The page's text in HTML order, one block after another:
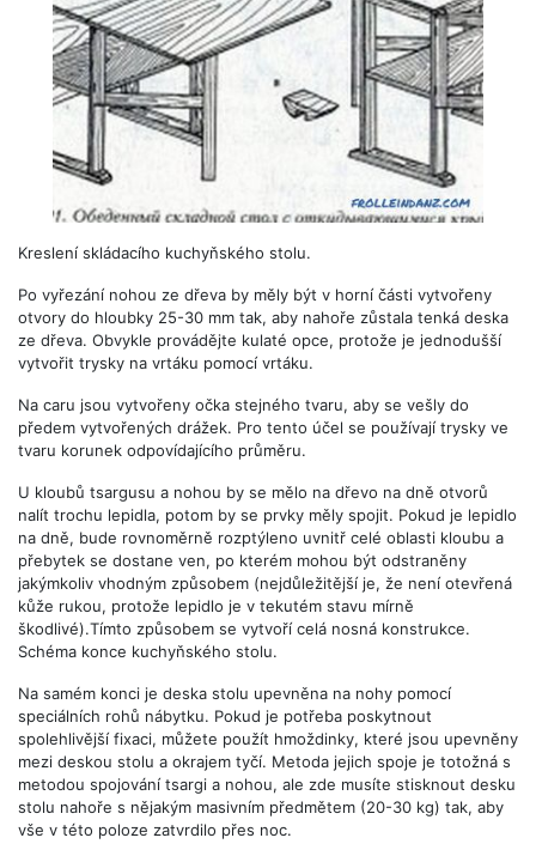
Kreslení skládacího kuchyňského stolu.
Po vyřezání nohou ze dřeva by měly být v horní části vytvořeny
otvory do hloubky 25-30 mm tak, aby nahoře zůstala tenká deska
ze dřeva. Obvykle provádějte kulaté opce, protože je jednodušší
vytvořit trysky na vrtáku pomocí vrtáku.
Na caru jsou vytvořeny očka stejného tvaru, aby se vešly do
předem vytvořených drážek. Pro tento účel se používají trysky ve
tvaru korunek odpovídajícího průměru.
U kloubů tsargusu a nohou by se mělo na dřevo na dně otvorů
nalít trochu lepidla, potom by se prvky měly spojit. Pokud je lepidlo
na dně, bude rovnoměrně rozptýleno uvnitř celé oblasti kloubu a
přebytek se dostane ven, po kterém mohou být odstraněny
jakýmkoliv vhodným způsobem (nejdůležitější je, že není otevřená
kůže rukou, protože lepidlo je v tekutém stavu mírně
škodlivé).Tímto způsobem se vytvoří celá nosná konstrukce.
Schéma konce kuchyňského stolu.
Na samém konci je deska stolu upevněna na nohy pomocí
speciálních rohů nábytku. Pokud je potřeba poskytnout
spolehlivější fixaci, můžete použít hmoždinky, které jsou upevněny
mezi deskou stolu a okrajem tyčí. Metoda jejich spoje je totožná s
metodou spojování tsargi a nohou, ale zde musíte stisknout desku
stolu nahoře s nějakým masivním předmětem (20-30 kg) tak, aby
vše v této poloze zatvrdilo přes noc.